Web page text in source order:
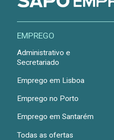
EMPREGO
Administrativo e
Secretariado
Emprego em Lisboa
Emprego no Porto
Emprego em Santarém
Todas as ofertas